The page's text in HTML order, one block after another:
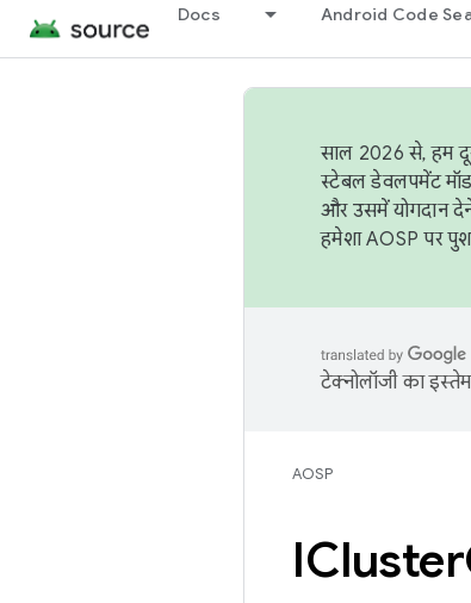
Docs Android Code
साल 2026 से, हम
स्टेबल डेवलपमेंट
और उसमें योगदान
हमेशा AOSP पर
टेक्नोलॉजी का
AOSP
ICluster